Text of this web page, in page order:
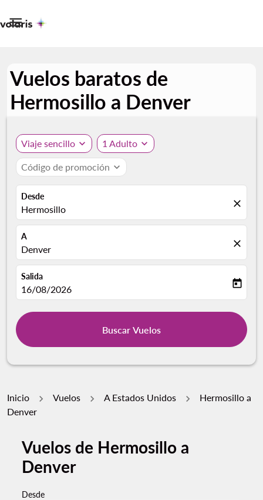

Vuelos baratos de
Hermosillo a Denver
Viaje sencillo expand_more 1 Adulto expand_more
Código de promoción expand_more
Desde
Hermosillo close
A
Denver close
Salida
fc-booking-departure-date-aria-label
16/08/2026 today
Buscar Vuelos
Inicio Vuelos A Estados Unidos
Hermosillo a
Denver
Vuelos de Hermosillo a
Denver
Desde
Por favor, intente actualizar su ruta (origen y / o